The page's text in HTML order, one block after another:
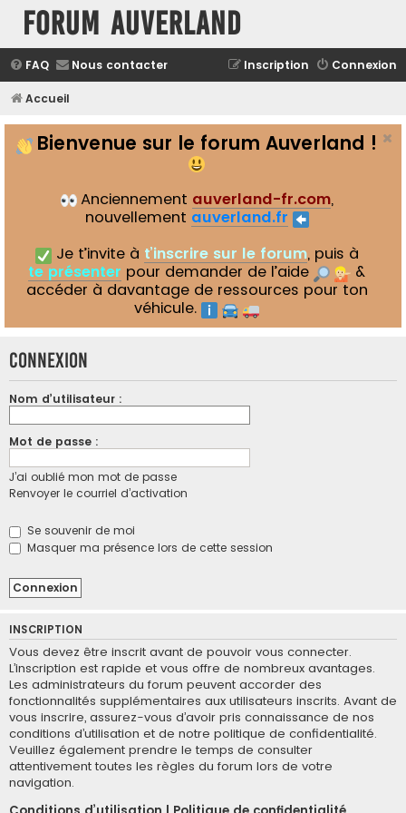
Forum Auverland
FAQ Nous contacter Connexion
Inscription
Accueil
Bienvenue sur le forum Auverland !
Anciennement auverland-fr.com,
nouvellement auverland.fr
Je t’invite à t’inscrire sur le forum, puis à
te présenter pour demander de l’aide
&
accéder à davantage de ressources pour ton
véhicule.
Connexion
Nom d’utilisateur :
Mot de passe :
J’ai oublié mon mot de passe
Renvoyer le courriel d’activation
Se souvenir de moi
Masquer ma présence lors de cette session
INSCRIPTION
Vous devez être inscrit avant de pouvoir vous connecter.
L’inscription est rapide et vous offre de nombreux avantages.
Les administrateurs du forum peuvent accorder des
fonctionnalités supplémentaires aux utilisateurs inscrits. Avant de
vous inscrire, assurez-vous d’avoir pris connaissance de nos
conditions d’utilisation et de notre politique de confidentialité.
Veuillez également prendre le temps de consulter
attentivement toutes les règles du forum lors de votre
navigation.